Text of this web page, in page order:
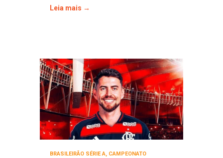
Leia mais →
BRASILEIRÃO SÉRIE A, CAMPEONATO